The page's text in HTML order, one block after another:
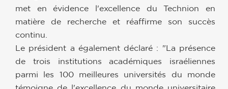
met en évidence l'excellence du Technion en
matière de recherche et réaffirme son succès
continu.
Le président a également déclaré : "La présence
de trois institutions académiques israéliennes
parmi les 100 meilleures universités du monde